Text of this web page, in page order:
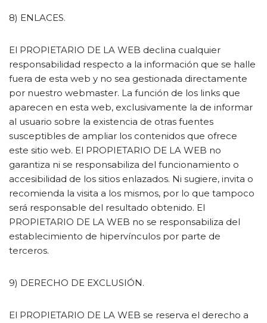
8) ENLACES.
El PROPIETARIO DE LA WEB declina cualquier
responsabilidad respecto a la información que se halle
fuera de esta web y no sea gestionada directamente
por nuestro webmaster. La función de los links que
aparecen en esta web, exclusivamente la de informar
al usuario sobre la existencia de otras fuentes
susceptibles de ampliar los contenidos que ofrece
este sitio web. El PROPIETARIO DE LA WEB no
garantiza ni se responsabiliza del funcionamiento o
accesibilidad de los sitios enlazados. Ni sugiere, invita o
recomienda la visita a los mismos, por lo que tampoco
será responsable del resultado obtenido. El
PROPIETARIO DE LA WEB no se responsabiliza del
establecimiento de hipervínculos por parte de
terceros.
9) DERECHO DE EXCLUSIÓN.
El PROPIETARIO DE LA WEB se reserva el derecho a